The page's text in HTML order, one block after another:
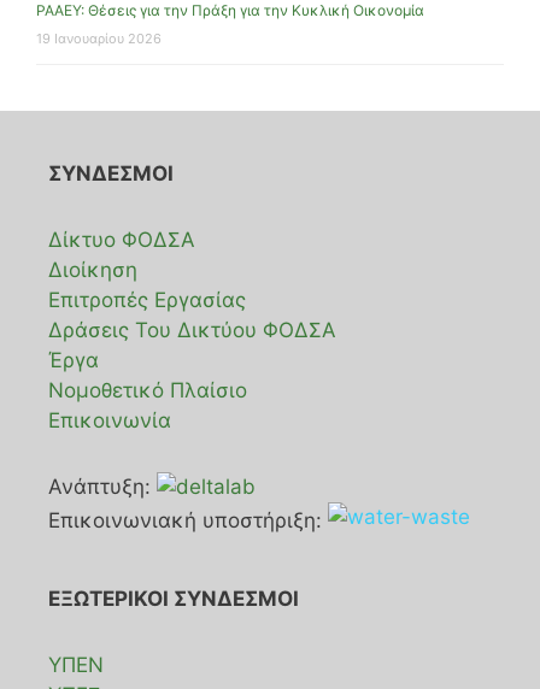
ΡΑΑΕΥ: Θέσεις για την Πράξη για την Κυκλική Οικονομία
19 Ιανουαρίου 2026
ΣΥΝΔΕΣΜΟΙ
Δίκτυο ΦΟΔΣΑ
Διοίκηση
Επιτροπές Εργασίας
Δράσεις Του Δικτύου ΦΟΔΣΑ
Έργα
Νομοθετικό Πλαίσιο
Επικοινωνία
Ανάπτυξη:
Επικοινωνιακή υποστήριξη:
ΕΞΩΤΕΡΙΚΟΙ ΣΥΝΔΕΣΜΟΙ
ΥΠΕΝ